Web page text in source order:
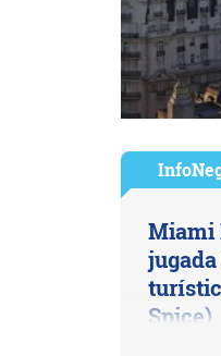
Miami
Spice)